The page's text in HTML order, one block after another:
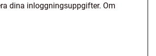
dina inloggningsuppgifter. Om